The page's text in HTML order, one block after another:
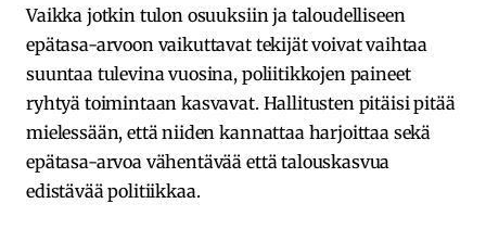
Vaikka jotkin tulon osuuksiin ja taloudelliseen
epätasa-arvoon vaikuttavat tekijät voivat vaihtaa
suuntaa tulevina vuosina, poliitikkojen paineet
ryhtyä toimintaan kasvavat. Hallitusten pitäisi pitää
mielessään, että niiden kannattaa harjoittaa sekä
epätasa-arvoa vähentävää että talouskasvua
edistävää politiikkaa.